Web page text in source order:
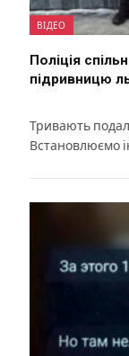
ВІДЕО
Поліція
підривницю
Тривають
Встановлюємо